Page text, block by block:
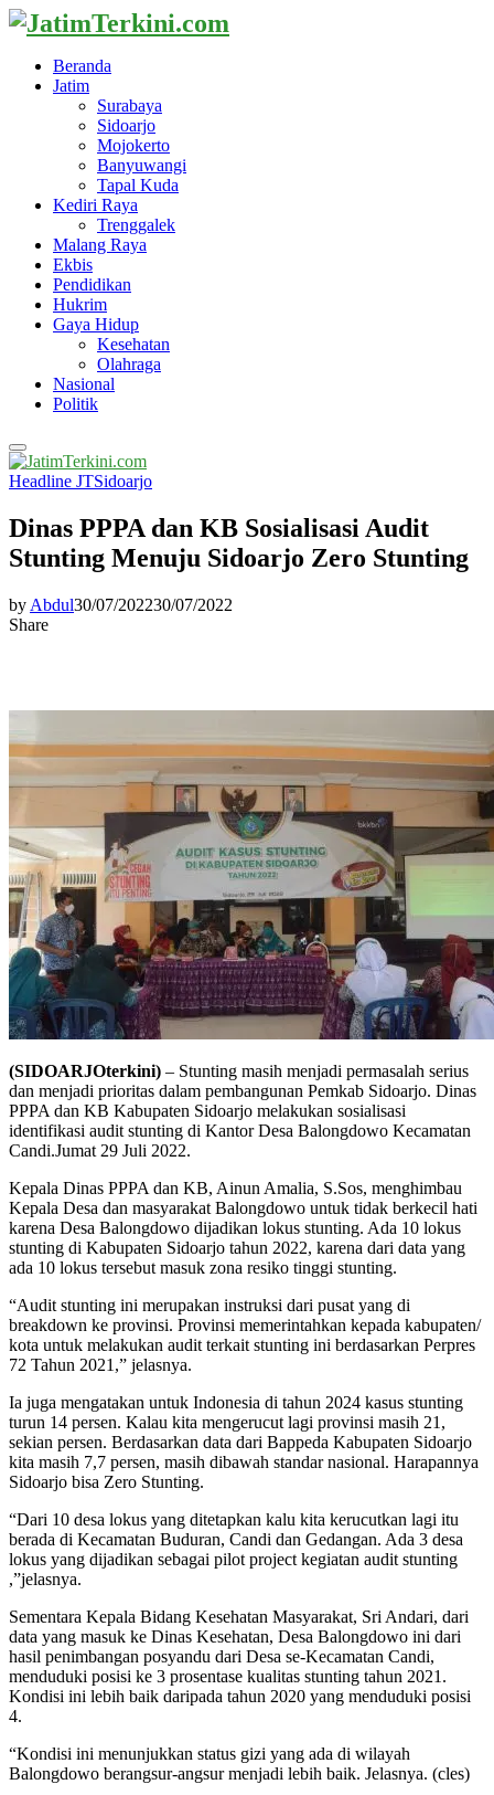
Beranda
Jatim
Surabaya
Sidoarjo
Mojokerto
Banyuwangi
Tapal Kuda
Kediri Raya
Trenggalek
Malang Raya
Ekbis
Pendidikan
Hukrim
Gaya Hidup
Kesehatan
Olahraga
Nasional
Politik
Primary
Menu
Headline JTSidoarjo
Dinas PPPA dan KB Sosialisasi Audit
Stunting Menuju Sidoarjo Zero Stunting
by Abdul30/07/202230/07/2022
Share
(SIDOARJOterkini) – Stunting masih menjadi permasalah serius
dan menjadi prioritas dalam pembangunan Pemkab Sidoarjo. Dinas
PPPA dan KB Kabupaten Sidoarjo melakukan sosialisasi
identifikasi audit stunting di Kantor Desa Balongdowo Kecamatan
Candi.Jumat 29 Juli 2022.
Kepala Dinas PPPA dan KB, Ainun Amalia, S.Sos, menghimbau
Kepala Desa dan masyarakat Balongdowo untuk tidak berkecil hati
karena Desa Balongdowo dijadikan lokus stunting. Ada 10 lokus
stunting di Kabupaten Sidoarjo tahun 2022, karena dari data yang
ada 10 lokus tersebut masuk zona resiko tinggi stunting.
“Audit stunting ini merupakan instruksi dari pusat yang di
breakdown ke provinsi. Provinsi memerintahkan kepada kabupaten/
kota untuk melakukan audit terkait stunting ini berdasarkan Perpres
72 Tahun 2021,” jelasnya.
Ia juga mengatakan untuk Indonesia di tahun 2024 kasus stunting
turun 14 persen. Kalau kita mengerucut lagi provinsi masih 21,
sekian persen. Berdasarkan data dari Bappeda Kabupaten Sidoarjo
kita masih 7,7 persen, masih dibawah standar nasional. Harapannya
Sidoarjo bisa Zero Stunting.
“Dari 10 desa lokus yang ditetapkan kalu kita kerucutkan lagi itu
berada di Kecamatan Buduran, Candi dan Gedangan. Ada 3 desa
lokus yang dijadikan sebagai pilot project kegiatan audit stunting
,”jelasnya.
Sementara Kepala Bidang Kesehatan Masyarakat, Sri Andari, dari
data yang masuk ke Dinas Kesehatan, Desa Balongdowo ini dari
hasil penimbangan posyandu dari Desa se-Kecamatan Candi,
menduduki posisi ke 3 prosentase kualitas stunting tahun 2021.
Kondisi ini lebih baik daripada tahun 2020 yang menduduki posisi
4.
“Kondisi ini menunjukkan status gizi yang ada di wilayah
Balongdowo berangsur-angsur menjadi lebih baik. Jelasnya. (cles)